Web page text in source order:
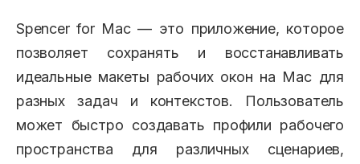
Spencer for Mac — это приложение, которое
позволяет сохранять и восстанавливать
идеальные макеты рабочих окон на Mac для
разных задач и контекстов. Пользователь
может быстро создавать профили рабочего
пространства для различных сценариев,